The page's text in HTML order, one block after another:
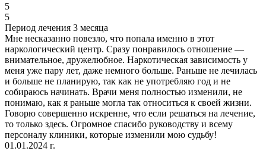
5
5
Период лечения 3 месяца
Мне несказанно повезло, что попала именно в этот
наркологический центр. Сразу понравилось отношение —
внимательное, дружелюбное. Наркотическая зависимость у
меня уже пару лет, даже немного больше. Раньше не лечилась
и больше не планирую, так как не употребляю год и не
собираюсь начинать. Врачи меня полностью изменили, не
понимаю, как я раньше могла так относиться к своей жизни.
Говорю совершенно искренне, что если решаться на лечение,
то только здесь. Огромное спасибо руководству и всему
персоналу клиники, которые изменили мою судьбу!
01.01.2024 г.